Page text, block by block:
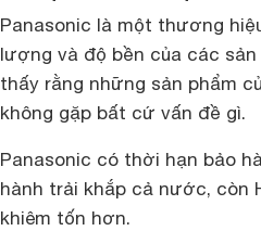
Panasonic là một thương
lượng và độ bền của các
thấy rằng những sản phẩm
không gặp bất cứ vấn đề gì.
Panasonic có thời hạn bảo
hành trải khắp cả nước, còn
khiêm tốn hơn.